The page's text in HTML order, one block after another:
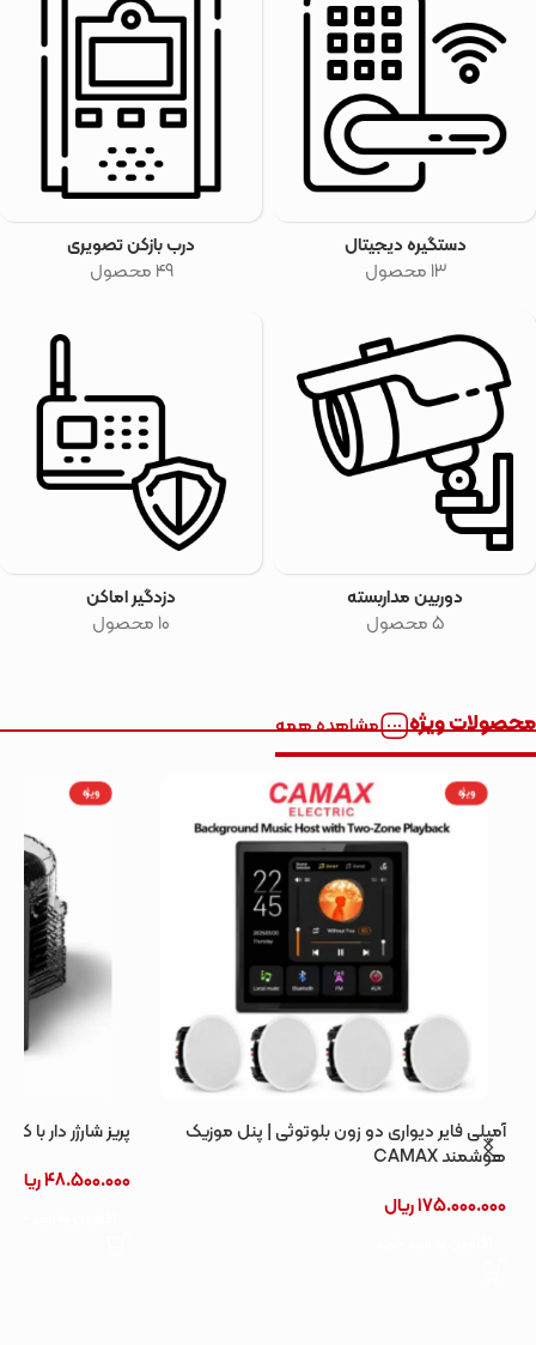
دستگیره دیجیتال
13 محصول
درب بازکن تصویری
49 محصول
دوربین مداربسته
5 محصول
دزدگیر اماکن
10 محصول
محصولات ویژه مشاهده همه
ویژه
پریز شارژر دار با کابل جمع شونده شارژر سریع 20 وات
افزودن به سبد خرید
ویژه